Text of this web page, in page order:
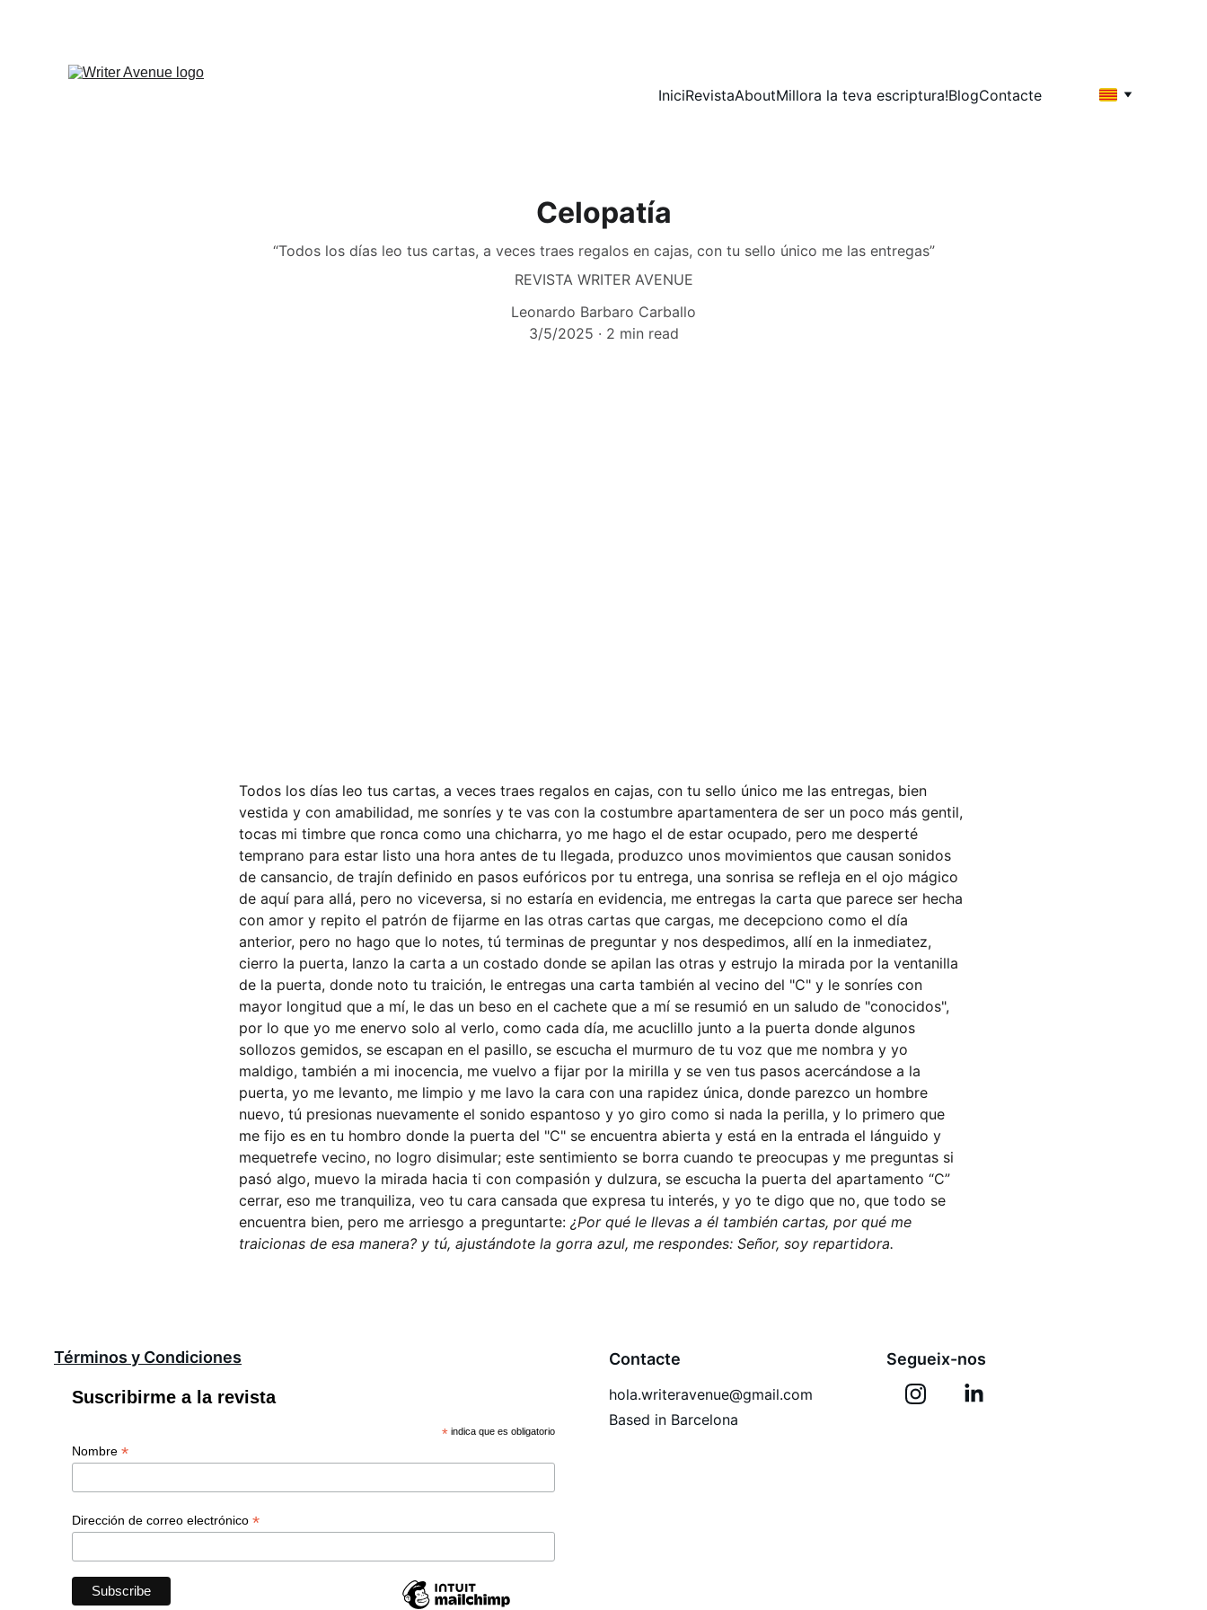
IniciRevistaAboutMillora la teva escriptura!BlogContacte
Celopatía
“Todos los días leo tus cartas, a veces traes regalos en cajas, con tu sello único me las entregas”
REVISTA WRITER AVENUE
Leonardo Barbaro Carballo
3/5/2025
2 min read
Todos los días leo tus cartas, a veces traes regalos en cajas, con tu sello único me las entregas, bien
vestida y con amabilidad, me sonríes y te vas con la costumbre apartamentera de ser un poco más gentil,
tocas mi timbre que ronca como una chicharra, yo me hago el de estar ocupado, pero me desperté
temprano para estar listo una hora antes de tu llegada, produzco unos movimientos que causan sonidos
de cansancio, de trajín definido en pasos eufóricos por tu entrega, una sonrisa se refleja en el ojo mágico
de aquí para allá, pero no viceversa, si no estaría en evidencia, me entregas la carta que parece ser hecha
con amor y repito el patrón de fijarme en las otras cartas que cargas, me decepciono como el día
anterior, pero no hago que lo notes, tú terminas de preguntar y nos despedimos, allí en la inmediatez,
cierro la puerta, lanzo la carta a un costado donde se apilan las otras y estrujo la mirada por la ventanilla
de la puerta, donde noto tu traición, le entregas una carta también al vecino del "C" y le sonríes con
mayor longitud que a mí, le das un beso en el cachete que a mí se resumió en un saludo de "conocidos",
por lo que yo me enervo solo al verlo, como cada día, me acuclillo junto a la puerta donde algunos
sollozos gemidos, se escapan en el pasillo, se escucha el murmuro de tu voz que me nombra y yo
maldigo, también a mi inocencia, me vuelvo a fijar por la mirilla y se ven tus pasos acercándose a la
puerta, yo me levanto, me limpio y me lavo la cara con una rapidez única, donde parezco un hombre
nuevo, tú presionas nuevamente el sonido espantoso y yo giro como si nada la perilla, y lo primero que
me fijo es en tu hombro donde la puerta del "C" se encuentra abierta y está en la entrada el lánguido y
mequetrefe vecino, no logro disimular; este sentimiento se borra cuando te preocupas y me preguntas si
pasó algo, muevo la mirada hacia ti con compasión y dulzura, se escucha la puerta del apartamento “C”
cerrar, eso me tranquiliza, veo tu cara cansada que expresa tu interés, y yo te digo que no, que todo se
encuentra bien, pero me arriesgo a preguntarte: ¿Por qué le llevas a él también cartas, por qué me
traicionas de esa manera? y tú, ajustándote la gorra azul, me respondes: Señor, soy repartidora.
Contacte
hola.writeravenue@gmail.com
Segueix-nos
Términos y Condiciones
Based in Barcelona